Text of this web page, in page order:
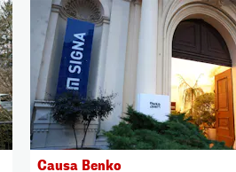
Causa Benko